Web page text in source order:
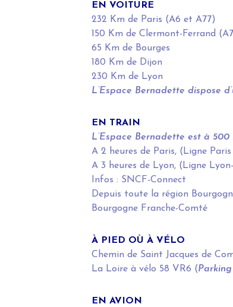
EN VOITURE
232 Km de Paris (A6 et A77)
150 Km de Clermont-Ferrand
65 Km de Bourges
180 Km de Dijon
230 Km de Lyon
L’Espace Bernadette dispose
EN TRAIN
L’Espace Bernadette est à
A 2 heures de Paris, (Ligne
A 3 heures de Lyon, (Ligne
Infos : SNCF-Connect
Depuis toute la région
Bourgogne Franche-Comté
À PIED OÙ À VÉLO
Chemin de Saint Jacques de
La Loire à vélo 58 VR6 (Parking
EN AVION